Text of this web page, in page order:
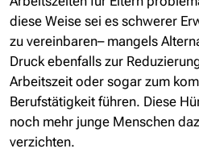
diese Weise sei es schwerer
zu vereinbaren– mangels
Druck ebenfalls zur
Arbeitszeit oder sogar zum
Berufstätigkeit führen. Diese
noch mehr junge Menschen
verzichten.